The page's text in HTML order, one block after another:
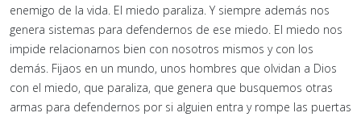
enemigo de la vida. El miedo paraliza. Y siempre además nos
genera sistemas para defendernos de ese miedo. El miedo nos
impide relacionarnos bien con nosotros mismos y con los
demás. Fijaos en un mundo, unos hombres que olvidan a Dios
con el miedo, que paraliza, que genera que busquemos otras
armas para defendernos por si alguien entra y rompe las puertas